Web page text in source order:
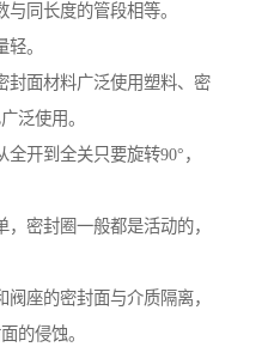
同长度的管段相等。
。
封面材料广泛使用塑料、密
泛使用。
开到全关只要旋转90°，
密封圈一般都是活动的，
座的密封面与介质隔离，
的侵蚀。